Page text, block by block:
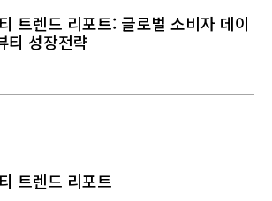
트렌드 리포트: 글로벌 소비자 데이
티 성장전략
트렌드 리포트